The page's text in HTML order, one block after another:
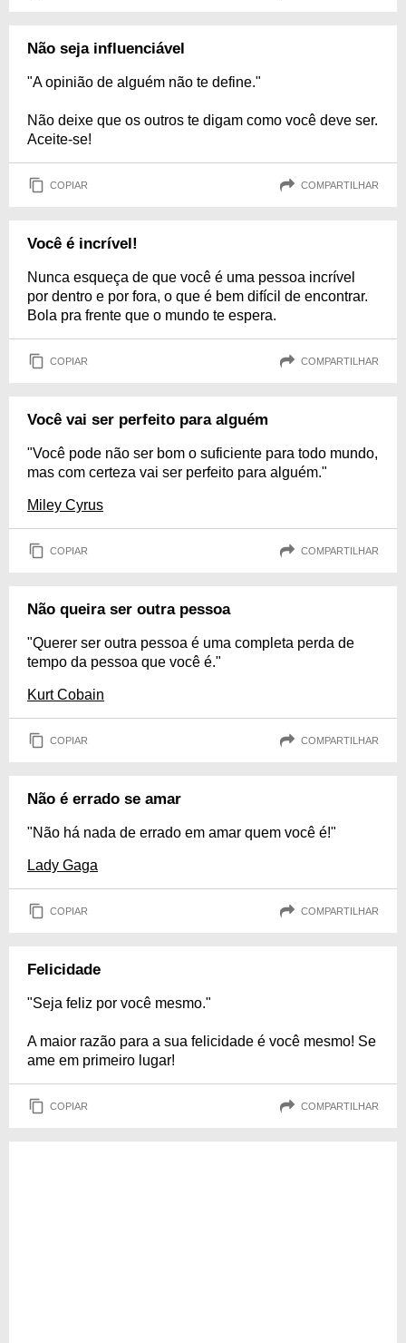
Não seja influenciável
"A opinião de alguém não te define."
Não deixe que os outros te digam como você deve ser.
Aceite-se!
COPIAR COMPARTILHAR
Você é incrível!
Nunca esqueça de que você é uma pessoa incrível
por dentro e por fora, o que é bem difícil de encontrar.
Bola pra frente que o mundo te espera.
COPIAR COMPARTILHAR
Você vai ser perfeito para alguém
"Você pode não ser bom o suficiente para todo mundo,
mas com certeza vai ser perfeito para alguém."
Miley Cyrus
COPIAR COMPARTILHAR
Não queira ser outra pessoa
"Querer ser outra pessoa é uma completa perda de
tempo da pessoa que você é."
Kurt Cobain
COPIAR COMPARTILHAR
Não é errado se amar
"Não há nada de errado em amar quem você é!"
Lady Gaga
COPIAR COMPARTILHAR
Felicidade
"Seja feliz por você mesmo."
A maior razão para a sua felicidade é você mesmo! Se
ame em primeiro lugar!
COPIAR COMPARTILHAR